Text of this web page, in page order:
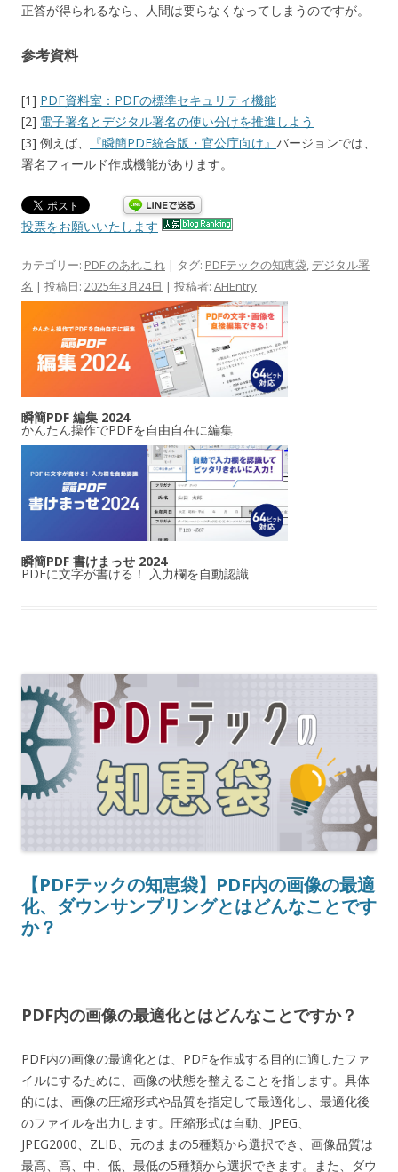
正答が得られるなら、人間は要らなくなってしまうのですが。
参考資料
[1] PDF資料室：PDFの標準セキュリティ機能
[2] 電子署名とデジタル署名の使い分けを推進しよう
[3] 例えば、
『瞬簡PDF統合版・官公庁向け』 バージョンでは、
署名フィールド作成機能があります。
投票をお願いいたします
カテゴリー: PDF のあれこれ | タグ: PDFテックの知恵袋, デジタル署
名 | 投稿日: 2025年3月24日 | 投稿者: AHEntry
瞬簡PDF 編集 2024
かんたん操作でPDFを自由自在に編集
瞬簡PDF 書けまっせ 2024
PDFに文字が書ける！ 入力欄を自動認識
【PDFテックの知恵袋】PDF内の画像の最適
化、ダウンサンプリングとはどんなことです
か？
PDF内の画像の最適化とはどんなことですか？
PDF内の画像の最適化とは、PDFを作成する目的に適したファ
イルにするために、画像の状態を整えることを指します。具体
的には、画像の圧縮形式や品質を指定して最適化し、最適化後
のファイルを出力します。圧縮形式は自動、JPEG、
JPEG2000、ZLIB、元のままの5種類から選択でき、画像品質は
最高、高、中、低、最低の5種類から選択できます。また、ダウ